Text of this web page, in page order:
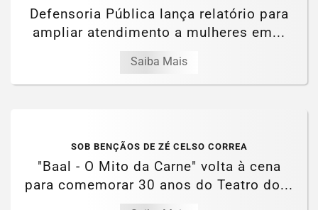
Defensoria Pública lança relatório para
ampliar atendimento a mulheres em...
Saiba Mais
SOB BENÇÃOS DE ZÉ CELSO CORREA
"Baal - O Mito da Carne" volta à cena
para comemorar 30 anos do Teatro do...